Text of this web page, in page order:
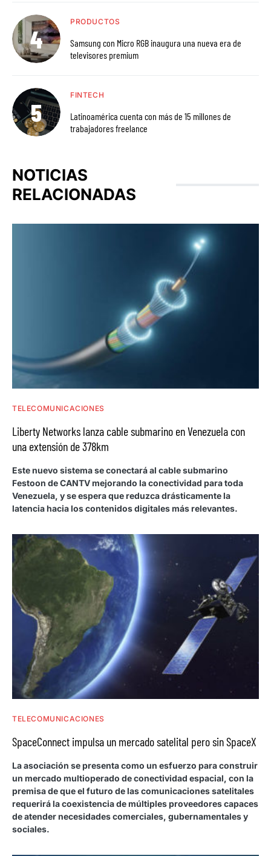
PRODUCTOS
Samsung con Micro RGB inaugura una nueva era de
televisores premium
FINTECH
Latinoamérica cuenta con más de 15 millones de
trabajadores freelance
NOTICIAS
RELACIONADAS
TELECOMUNICACIONES
Liberty Networks lanza cable submarino en Venezuela con
una extensión de 378km
Este nuevo sistema se conectará al cable submarino
Festoon de CANTV mejorando la conectividad para toda
Venezuela, y se espera que reduzca drásticamente la
latencia hacia los contenidos digitales más relevantes.
TELECOMUNICACIONES
SpaceConnect impulsa un mercado satelital pero sin SpaceX
La asociación se presenta como un esfuerzo para construir
un mercado multioperado de conectividad espacial, con la
premisa de que el futuro de las comunicaciones satelitales
requerirá la coexistencia de múltiples proveedores capaces
de atender necesidades comerciales, gubernamentales y
sociales.